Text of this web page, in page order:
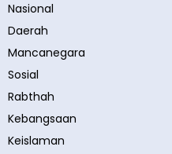
Nasional
Daerah
Mancanegara
Sosial
Rabthah
Kebangsaan
Keislaman